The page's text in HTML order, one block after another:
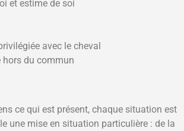
et estime de soi
avec le cheval
hors du commun
ce qui est présent, chaque situation est
une mise en situation particulière : de la